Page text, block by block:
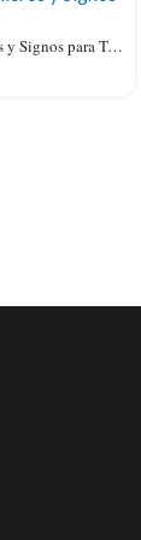
Plantillas Números y Signos para Tazas